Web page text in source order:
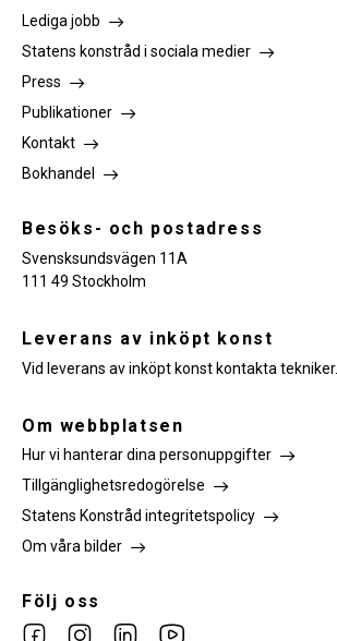
Lediga jobb
Statens konstråd i sociala medier
Press
Publikationer
Kontakt
Bokhandel
Besöks- och postadress
Svensksundsvägen 11A
111 49 Stockholm
Leverans av inköpt konst
Vid leverans av inköpt konst kontakta tekniker.
Om webbplatsen
Hur vi hanterar dina personuppgifter
Tillgänglighetsredogörelse
Statens Konstråd integritetspolicy
Om våra bilder
Följ oss